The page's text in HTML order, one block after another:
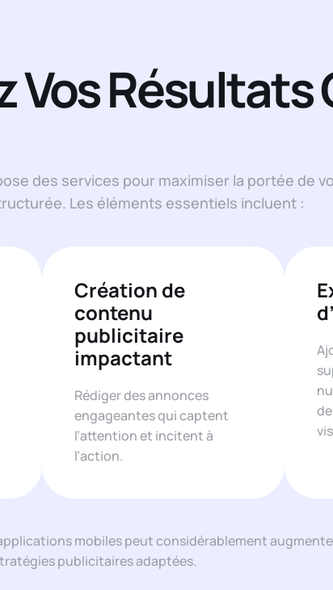
Vos Résultats
des services pour maximiser la portée de
Les éléments essentiels incluent :
Création de
contenu
publicitaire
impactant
Rédiger des annonces
engageantes qui captent
l’attention et incitent à
l’action.
mobiles peut considérablement
publicitaires adaptées.